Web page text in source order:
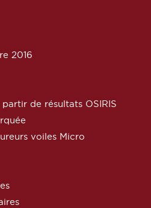
2016
de résultats OSIRIS
voiles Micro